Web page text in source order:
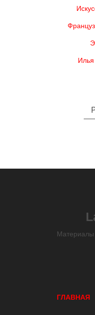
Материалы
ГЛАВНАЯ